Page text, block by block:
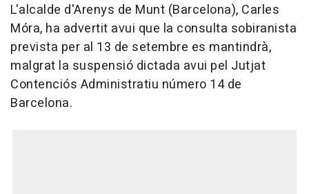
L'alcalde d'Arenys de Munt (Barcelona), Carles
Móra, ha advertit avui que la consulta sobiranista
prevista per al 13 de setembre es mantindrà,
malgrat la suspensió dictada avui pel Jutjat
Contenciós Administratiu número 14 de
Barcelona.